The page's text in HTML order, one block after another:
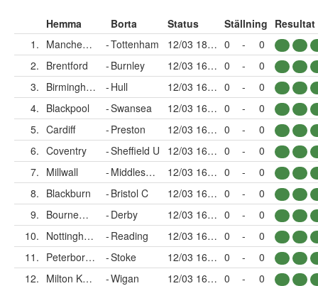
Hemma Borta Status Ställning Resultat
1.
Manchester U -Tottenham 12/03 18:30 0 -
0
2. Brentford -Burnley 12/03 16:00 0 -
0
3.
Birmingham -Hull 12/03 16:00 0 -
0
4. Blackpool -Swansea 12/03 16:00 0 -
0
5. Cardiff -Preston 12/03 16:00 0 -
0
6. Coventry -Sheffield U 12/03 16:00 0 -
0
7. Millwall - Middlesbrough 12/03 16:00 0 -
0
8. Blackburn -Bristol C 12/03 16:00 0 -
0
9.
Bournemouth -Derby 12/03 16:00 0 -
0
10.
Nottingham -Reading 12/03 16:00 0 -
0
11.
Peterborough -Stoke 12/03 16:00 0 -
0
12.
Milton Keynes Dons -Wigan 12/03 16:00 0 -
0